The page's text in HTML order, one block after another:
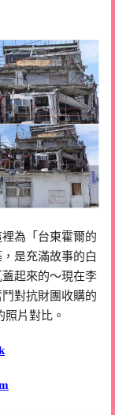
為「台東霍爾的
是充滿故事的白
起來的～現在李
對抗財團收購的
片對比。